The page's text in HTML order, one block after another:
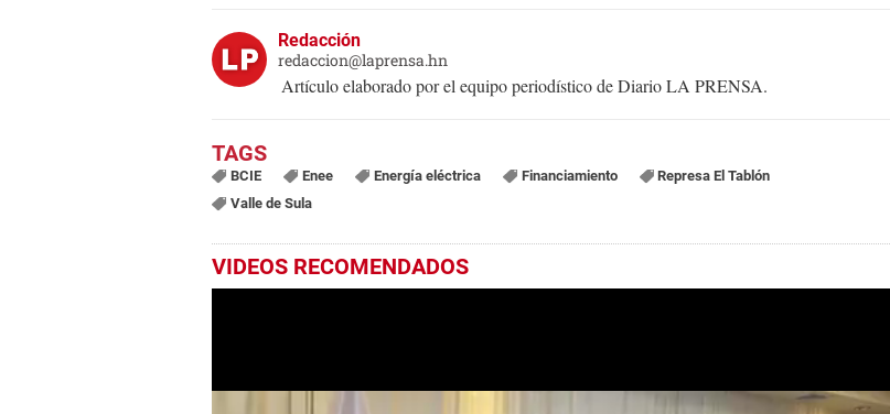
Redacción
redaccion@laprensa.hn
Artículo elaborado por el equipo periodístico de Diario LA PRENSA.
BCIE Enee Energía eléctrica Financiamiento
Represa El Tablón
Valle de Sula
VIDEOS RECOMENDADOS